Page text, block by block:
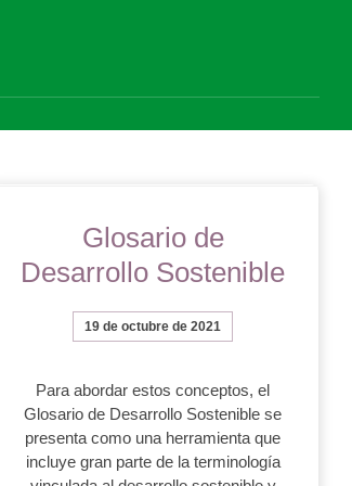
Glosario de
Desarrollo Sostenible
19 de octubre de 2021
Para abordar estos conceptos, el
Glosario de Desarrollo Sostenible se
presenta como una herramienta que
incluye gran parte de la terminología